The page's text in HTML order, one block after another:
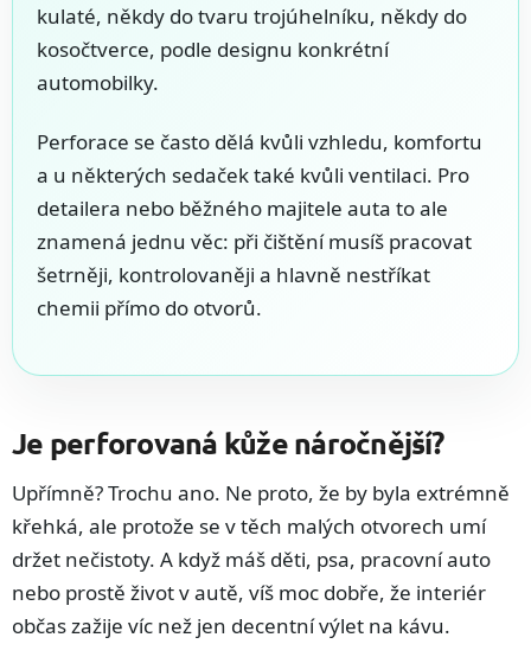
kulaté, někdy do tvaru trojúhelníku, někdy do
kosočtverce, podle designu konkrétní
automobilky.
Perforace se často dělá kvůli vzhledu, komfortu
a u některých sedaček také kvůli ventilaci. Pro
detailera nebo běžného majitele auta to ale
znamená jednu věc: při čištění musíš pracovat
šetrněji, kontrolovaněji a hlavně nestříkat
chemii přímo do otvorů.
Je perforovaná kůže náročnější?
Upřímně? Trochu ano. Ne proto, že by byla extrémně
křehká, ale protože se v těch malých otvorech umí
držet nečistoty. A když máš děti, psa, pracovní auto
nebo prostě život v autě, víš moc dobře, že interiér
občas zažije víc než jen decentní výlet na kávu.